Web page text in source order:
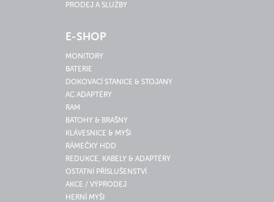
PRODEJ A SLUŽBY
E-SHOP
MONITORY
BATERIE
DOKOVACÍ STANICE & STOJANY
AC ADAPTÉRY
RAM
BATOHY & BRAŠNY
KLÁVESNICE & MYŠI
RÁMEČKY HDD
REDUKCE, KABELY & ADAPTÉRY
OSTATNÍ PŘÍSLUŠENSTVÍ
AKCE / VÝPRODEJ
HERNÍ MYŠI